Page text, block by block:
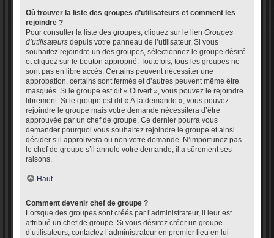
Où trouver la liste des groupes d’utilisateurs et comment les
rejoindre ?
Pour consulter la liste des groupes, cliquez sur le lienGroupes
d’utilisateurs depuis votre panneau de l’utilisateur. Si vous
souhaitez rejoindre un des groupes, sélectionnez le groupe désiré
et cliquez sur le bouton approprié. Toutefois, tous les groupes ne
sont pas en libre accès. Certains peuvent nécessiter une
approbation, certains sont fermés et d’autres peuvent même être
masqués. Si le groupe est dit « Ouvert », vous pouvez le rejoindre
librement. Si le groupe est dit « À la demande », vous pouvez
rejoindre le groupe mais votre demande nécessitera d’être
approuvée par un chef de groupe. Ce dernier pourra vous
demander pourquoi vous souhaitez rejoindre le groupe et ainsi
décider s’il approuvera ou non votre demande. N’importunez pas
le chef de groupe s’il annule votre demande, il a sûrement ses
raisons.
Haut
Comment devenir chef de groupe ?
Lorsque des groupes sont créés par l’administrateur, il leur est
attribué un chef de groupe. Si vous désirez créer un groupe
d’utilisateurs, contactez l’administrateur en premier lieu en lui